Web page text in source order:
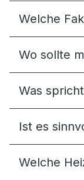
Welche
Wo sollte
Was
Ist es
Welche